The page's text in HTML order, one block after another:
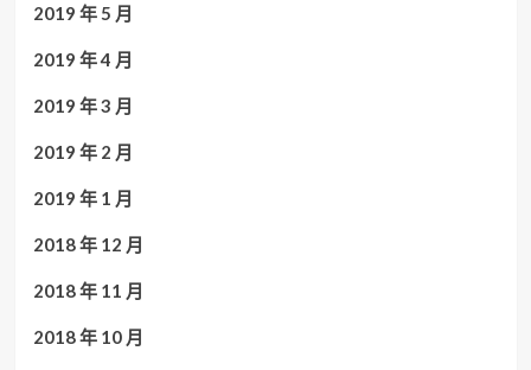
2019 年 5 月
2019 年 4 月
2019 年 3 月
2019 年 2 月
2019 年 1 月
2018 年 12 月
2018 年 11 月
2018 年 10 月